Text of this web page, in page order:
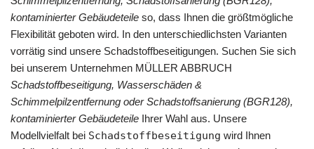
kontaminierter Gebäudeteile so, dass Ihnen die größtmögliche
Flexibilität geboten wird. In den unterschiedlichsten Varianten
vorrätig sind unsere Schadstoffbeseitigungen. Suchen Sie sich
bei unserem Unternehmen MÜLLER ABBRUCH
Schadstoffbeseitigung, Wasserschäden &
Schimmelpilzentfernung oder Schadstoffsanierung (BGR128),
kontaminierter Gebäudeteile Ihrer Wahl aus. Unsere
Modellvielfalt bei Schadstoffbeseitigung wird Ihnen